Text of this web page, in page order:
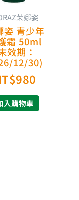
茉娜姿
姿 青少年
霜 50ml
效期：
12/30)
980
入購物車